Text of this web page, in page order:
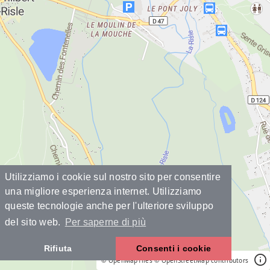
Utilizziamo i cookie sul nostro sito per consentire
una migliore esperienza internet. Utilizziamo
queste tecnologie anche per l'ulteriore sviluppo
del sito web.
Per saperne di più
Rifiuta Consenti i cookie
© OpenMapTiles © OpenStreetMap contributors